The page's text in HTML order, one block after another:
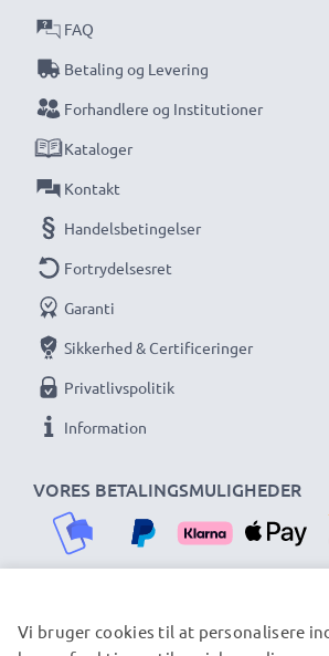
certificerede standarder - derfor giver
VORES BETALINGSMULIGHEDER
FAQ
Betaling og Levering
Forhandlere og Institutioner
Kataloger
Kontakt
Handelsbetingelser
Fortrydelsesret
Garanti
Sikkerhed & Certificeringer
Privatlivspolitik
Information
VORES FORSENDELSESPARTNERE
Vi bruger cookies til at personalisere